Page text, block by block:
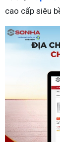
cao cấp siêu